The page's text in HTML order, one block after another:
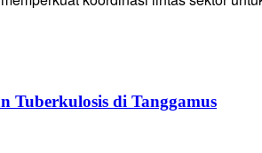
Tuberkulosis di Tanggamus